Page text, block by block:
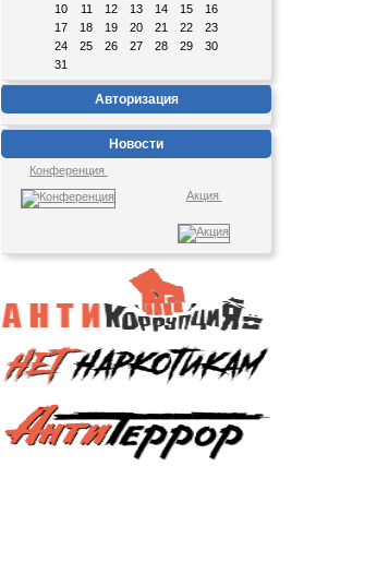
10
11 12 13 14 15
16
17
18 19 20 21 22
23
24
25 26 27 28 29
30
31
Авторизация
Новости
Конференция
Акция